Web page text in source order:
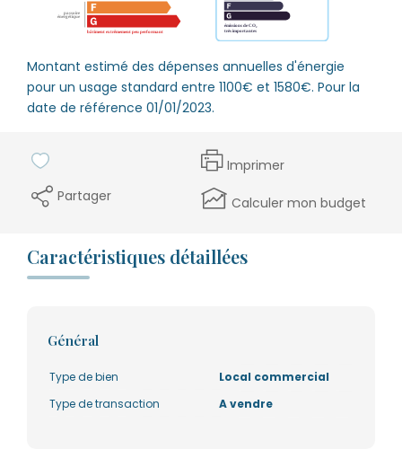
Montant estimé des dépenses annuelles d'énergie
pour un usage standard entre 1100€ et 1580€. Pour la
date de référence 01/01/2023.
Imprimer
Partager
Calculer mon budget
Caractéristiques détaillées
Général
Type de bien
Local commercial
Type de transaction
A vendre